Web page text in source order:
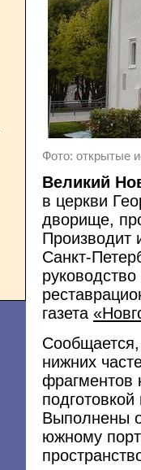
Фото: открытые
Великий
в церкви
дворище,
Производит
Санкт-
газета
нижних
фрагментов
подготовкой
Выполнены
южному